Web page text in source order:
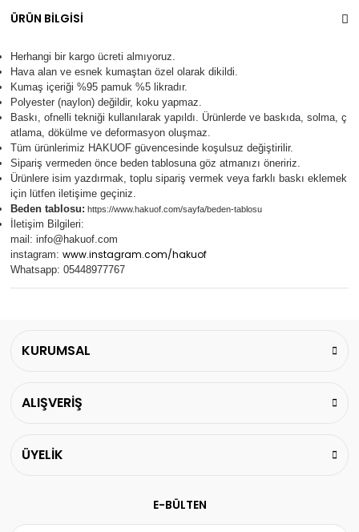
ÜRÜN BİLGİSİ
Herhangi bir kargo ücreti almıyoruz.
Hava alan ve esnek kumaştan özel olarak dikildi.
Kumaş içeriği %95 pamuk %5 likradır.
Polyester (naylon) değildir, koku yapmaz.
Baskı, ofnelli tekniği kullanılarak yapıldı. Ürünlerde ve baskıda, solma, ç
atlama, dökülme ve deformasyon oluşmaz.
Tüm ürünlerimiz HAKUOF güvencesinde koşulsuz değiştirilir.
Sipariş vermeden önce beden tablosuna göz atmanızı öneririz.
Ürünlere isim yazdırmak, toplu sipariş vermek veya farklı baskı eklemek
için lütfen iletişime geçiniz.
Beden tablosu: https://www.hakuof.com/sayfa/beden-tablosu
İletişim Bilgileri:
mail: info@hakuof.com
instagram: www.instagram.com/hakuof
Whatsapp: 05448977767
KURUMSAL
ALIŞVERİŞ
ÜYELİK
E-BÜLTEN